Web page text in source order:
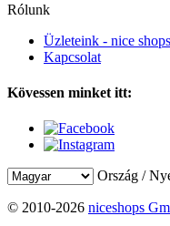
Rólunk
Üzleteink - nice shops
Kapcsolat
Kövessen minket itt:
Ország /
© 2010-2026 niceshops